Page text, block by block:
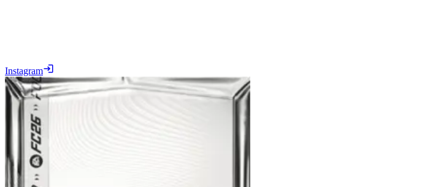
Instagram